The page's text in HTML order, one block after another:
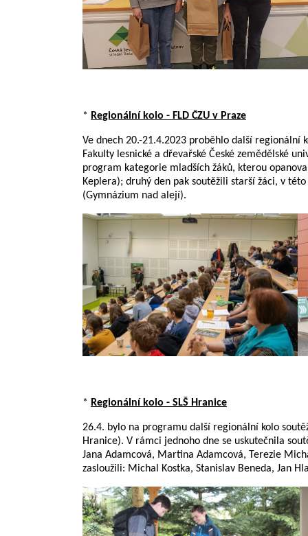
* Regionální kolo - FLD ČZU v Praze
Ve dnech 20.-21.4.2023 proběhlo další regionální
Fakulty lesnické a dřevařské České zemědělské
program kategorie mladších žáků, kterou
Keplera); druhý den pak soutěžili starší žáci, v
(Gymnázium nad alejí).
* Regionální kolo - SLŠ Hranice
26.4. bylo na programu další regionální kolo
Hranice). V rámci jednoho dne se uskutečnila
Jana Adamcová, Martina Adamcová, Terezie
zasloužili: Michal Kostka, Stanislav Beneda, Jan